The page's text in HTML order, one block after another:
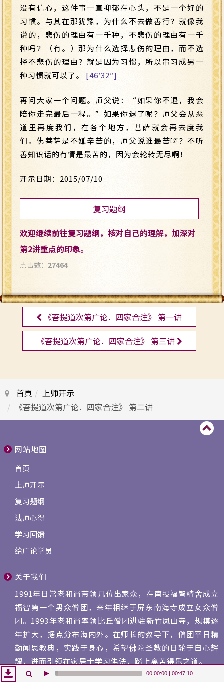
没有信心，这件事一直抑郁在心头，不是一个好的
习惯。与其在那犹豫，为什么不去做善行？就像我
说的，悲伤的理由有一千种，不悲伤的理由有一千
种吗？（有。）那为什么选择悲伤的理由，而不选
择不悲伤的理由？就是因为习惯，所以串习成另一
种习惯就可以了。 [46′32″]
再问大家一个问题。师父说：“如果你不退，我会
陪你走完最后一程。”如果你退了呢？师父会从恶
道里再度我们，在各个地方，菩萨就会再去度我
们。佛菩萨是不嫌辛苦的，师父说谁最苦啊？不听
善知识话的有情是最苦的，因为会轮转无尽啊！
开示日期：2015/07/10
复习题纲
欢迎继续前往复习题纲，核对自己的理解，加深对
第2讲重点的印象。
点击数： 27464
《菩提道次第广论．四家合注》 第一讲
《菩提道次第广论．四家合注》 第三讲
首頁
上师开示
《菩提道次第广论．四家合注》 第二讲
网站地图
首页
上师开示
复习题纲
法师心得
学习回馈
给广论学员
关于我们
1991年日常老和尚带领几位出家众，在南投福智精舍成立
福智第一个男众僧团，来年相继于屏东南海寺成立女众僧
团。1993年老和尚率领比丘僧团进驻新竹凤山寺，规模逐
年扩大，据点分布海内外。在师长的教导下，僧团平日精
勤闻思教典，实践于身心，希望佛陀圣教的日轮于自心辉
耀，进而引领在家居士学习佛法，踏上离苦得乐之道。
00:00:00 | 00:47:10